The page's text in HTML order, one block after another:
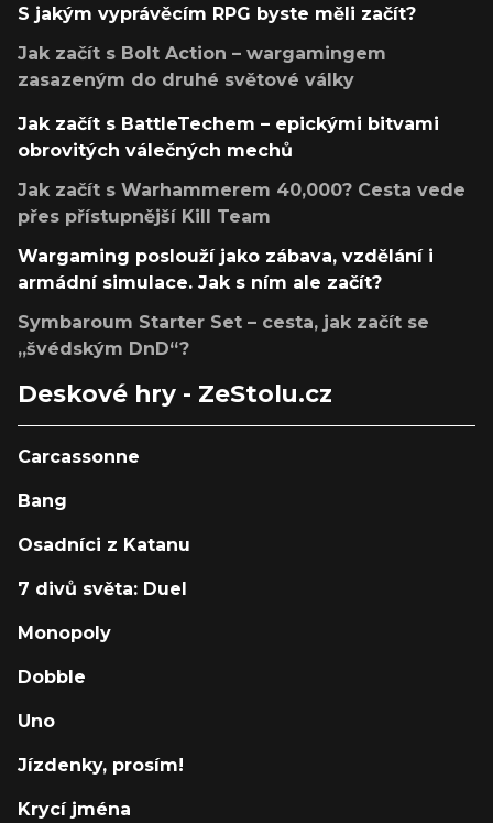
S jakým vyprávěcím RPG byste měli začít?
Jak začít s Bolt Action – wargamingem
zasazeným do druhé světové války
Jak začít s BattleTechem – epickými bitvami
obrovitých válečných mechů
Jak začít s Warhammerem 40,000? Cesta vede
přes přístupnější Kill Team
Wargaming poslouží jako zábava, vzdělání i
armádní simulace. Jak s ním ale začít?
Symbaroum Starter Set – cesta, jak začít se
„švédským DnD“?
Deskové hry - ZeStolu.cz
Carcassonne
Bang
Osadníci z Katanu
7 divů světa: Duel
Monopoly
Dobble
Uno
Jízdenky, prosím!
Krycí jména